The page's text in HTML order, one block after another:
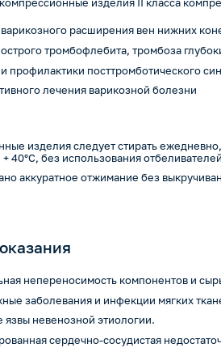
изделия II класса
расширения вен нижних
тромбофлебита, тромбоза
профилактики посттромботического
лечения варикозной болезни
изделия следует стирать
+ 40°С, без использования
аккуратное отжимание без
непереносимость компонентов и
заболевания и инфекции мягких
язвы невенозной этиологии.
сердечно-сосудистая